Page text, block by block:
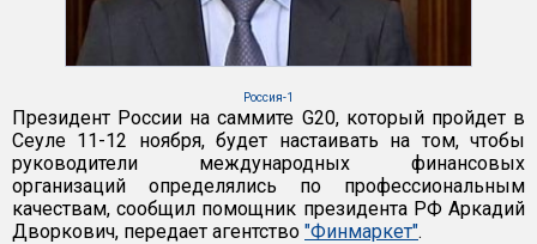
Россия-1
Президент России на саммите G20, который пройдет в
Сеуле 11-12 ноября, будет настаивать на том, чтобы
руководители международных финансовых
организаций определялись по профессиональным
качествам, сообщил помощник президента РФ Аркадий
Дворкович, передает агентство "Финмаркет".